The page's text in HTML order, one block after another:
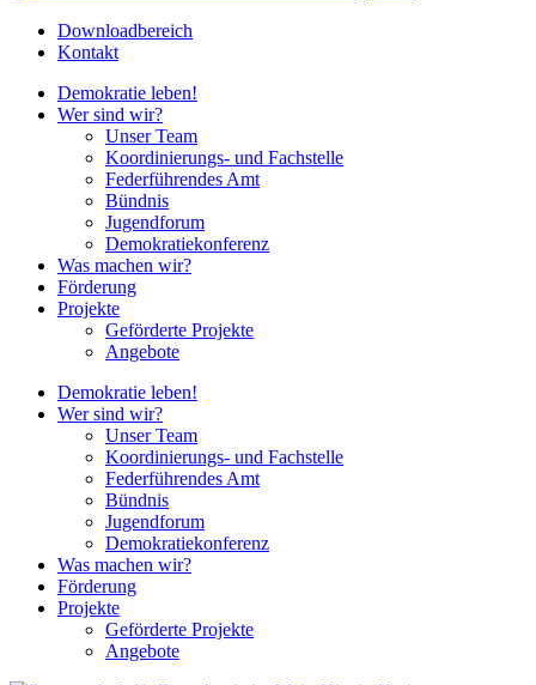
Downloadbereich
Kontakt
Demokratie leben!
Wer sind wir?
Unser Team
Koordinierungs- und Fachstelle
Federführendes Amt
Bündnis
Jugendforum
Demokratiekonferenz
Was machen wir?
Förderung
Projekte
Geförderte Projekte
Angebote
Demokratie leben!
Wer sind wir?
Unser Team
Koordinierungs- und Fachstelle
Federführendes Amt
Bündnis
Jugendforum
Demokratiekonferenz
Was machen wir?
Förderung
Projekte
Geförderte Projekte
Angebote